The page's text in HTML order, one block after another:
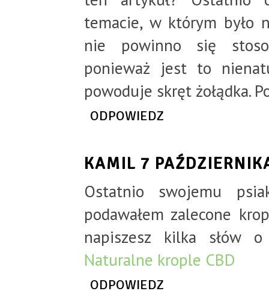
temacie, w którym było
nie powinno się
ponieważ jest to
powoduje skręt żołądka.
ODPOWIEDZ
KAMIL 7
Ostatnio swojemu
podawałem zalecone
napiszesz kilka słów
Naturalne krople CBD
ODPOWIEDZ